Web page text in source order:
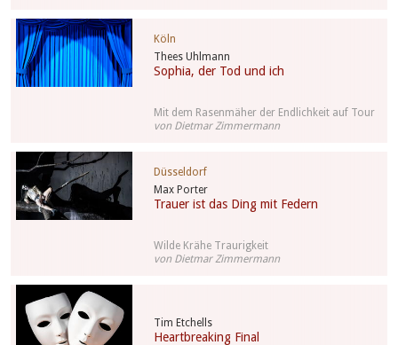
Thees Uhlmann
Sophia, der Tod und ich
Köln
Mit dem Rasenmäher der Endlichkeit auf Tour
von Dietmar Zimmermann
Max Porter
Trauer ist das Ding mit Federn
Düsseldorf
Wilde Krähe Traurigkeit
von Dietmar Zimmermann
Tim Etchells
Heartbreaking Final